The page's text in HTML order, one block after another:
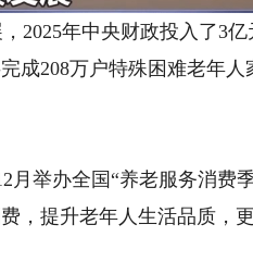
2025年中央财政投入了3
成208万户特殊困难老年人
举办全国“养老服务消费
，提升老年人生活品质，